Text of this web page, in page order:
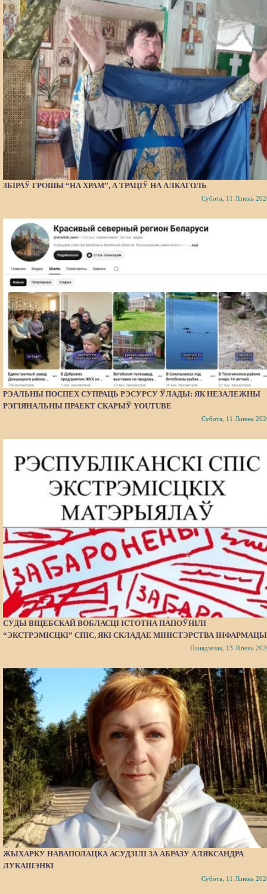
ЗБІРАЎ ГРОШЫ “НА ХРАМ”, А ТРАЦІЎ НА АЛКАГОЛЬ
Субота, 11 Ліпень
РЭАЛЬНЫ ПОСПЕХ СУПРАЦЬ РЭСУРСУ ЎЛАДЫ: ЯК НЕЗАЛЕЖНЫ
РЭГІЯНАЛЬНЫ ПРАЕКТ СКАРЫЎ YOUTUBE
Субота, 11 Ліпень
СУДЫ ВІЦЕБСКАЙ ВОБЛАСЦІ ІСТОТНА ПАПОЎНІЛІ
“ЭКСТРЭМІСЦКІ” СПІС, ЯКІ СКЛАДАЕ МІНІСТЭРСТВА
Панядзелак, 13 Ліпень
ЖЫХАРКУ НАВАПОЛАЦКА АСУДЗІЛІ ЗА АБРАЗУ АЛЯКСАНДРА
ЛУКАШЭНКІ
Субота, 11 Ліпень